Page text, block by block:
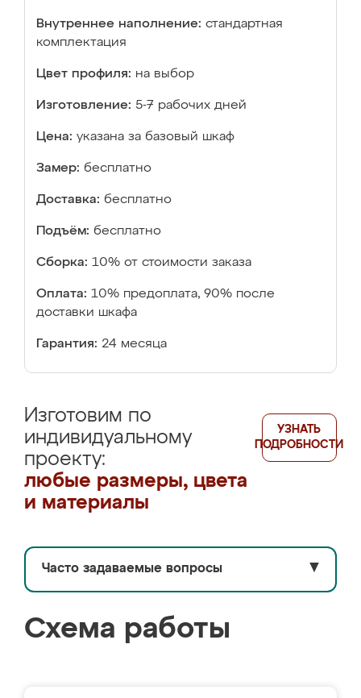
Внутреннее наполнение: стандартная
комплектация
Цвет профиля: на выбор
Изготовление: 5-7 рабочих дней
Цена: указана за базовый шкаф
Замер: бесплатно
Доставка: бесплатно
Подъём: бесплатно
Сборка: 10% от стоимости заказа
Оплата: 10% предоплата, 90% после
доставки шкафа
Гарантия: 24 месяца
Изготовим по
индивидуальному
проекту:
любые размеры, цвета
и материалы
УЗНАТЬ
ПОДРОБНОСТИ
Часто задаваемые вопросы ▼
Схема работы